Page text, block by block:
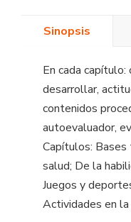
Sinopsis
En cada
desarrollar,
contenidos
autoevaluador,
Capítulos: Bases
salud; De la
Juegos y
Actividades en la